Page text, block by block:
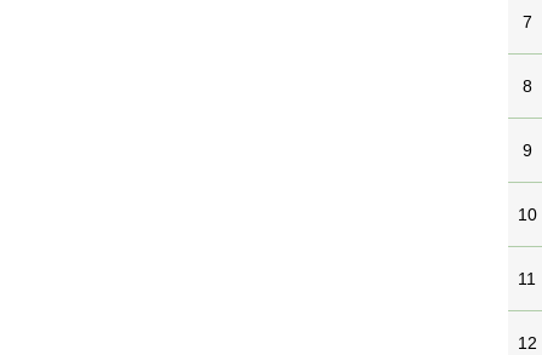
7
8
9
10
11
12